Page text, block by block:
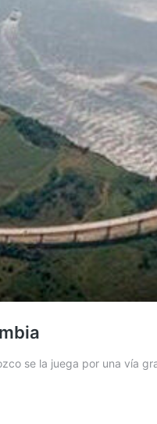
se la juega por una vía